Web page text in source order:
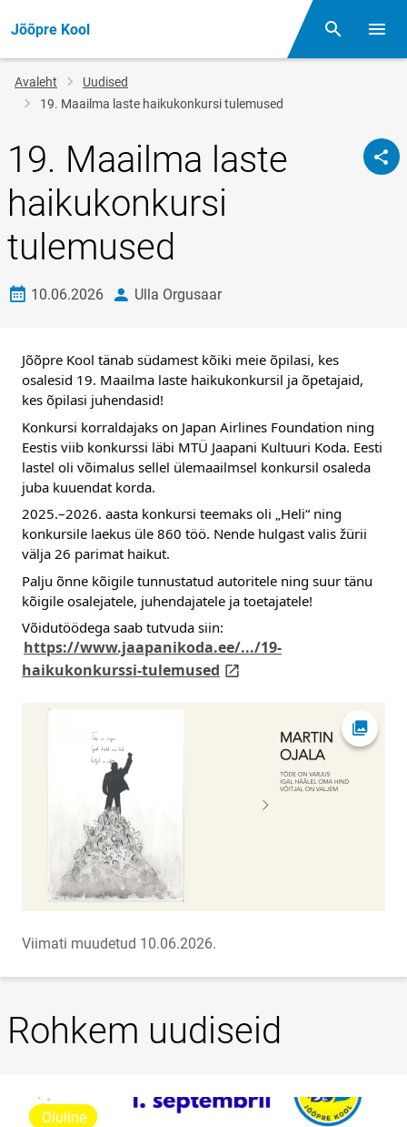
Jõõpre Kool Otsing
Jälglink
Avaleht
Uudised
19. Maailma laste haikukonkursi tulemused
19. Maailma laste
haikukonkursi
tulemused
Loomise kuupäev
10.06.2026 autorUlla Orgusaar
Jõõpre Kool tänab südamest kõiki meie õpilasi, kes
osalesid 19. Maailma laste haikukonkursil ja õpetajaid,
kes õpilasi juhendasid!
Konkursi korraldajaks on Japan Airlines Foundation ning
Eestis viib konkurssi läbi MTÜ Jaapani Kultuuri Koda. Eesti
lastel oli võimalus sellel ülemaailmsel konkursil osaleda
juba kuuendat korda.
2025.–2026. aasta konkursi teemaks oli „Heli“ ning
konkursile laekus üle 860 töö. Nende hulgast valis žürii
välja 26 parimat haikut.
Palju õnne kõigile tunnustatud autoritele ning suur tänu
kõigile osalejatele, juhendajatele ja toetajatele!
Võidutöödega saab tutvuda siin:
https://www.jaapanikoda.ee/.../19-
haikukonkurssi-tulemused link opens on new page
Ava
Viimati muudetud 10.06.2026.
Rohkem uudiseid
Oluline